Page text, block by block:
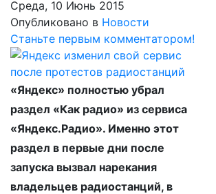
Среда, 10 Июнь 2015
Опубликовано в Новости
Станьте первым комментатором!
«Яндекс» полностью убрал
раздел «Как радио» из сервиса
«Яндекс.Радио». Именно этот
раздел в первые дни после
запуска вызвал нарекания
владельцев радиостанций, в